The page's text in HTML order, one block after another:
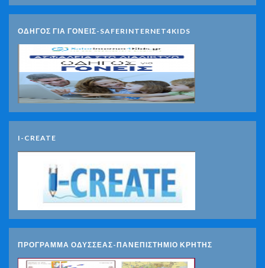
ΟΔΗΓΟΣ ΓΙΑ ΓΟΝΕΙΣ-SAFERINTERNET4KIDS
I-CREATE
ΠΡΟΓΡΑΜΜΑ ΟΔΥΣΣΕΑΣ-ΠΑΝΕΠΙΣΤΗΜΙΟ ΚΡΗΤΗΣ